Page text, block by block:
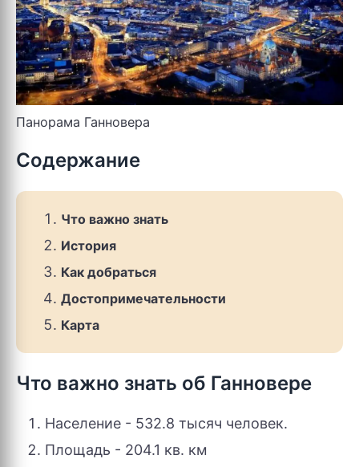
Панорама Ганновера
Содержание
Что важно знать
История
Как добраться
Достопримечательности
Карта
Что важно знать об Ганновере
Население - 532.8 тысяч человек.
Площадь - 204.1 кв. км